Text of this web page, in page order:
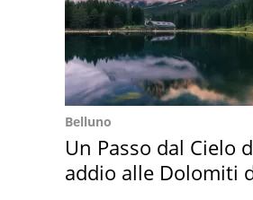
Belluno
Un Passo dal Cielo
addio alle Dolomiti